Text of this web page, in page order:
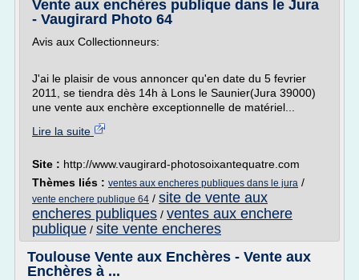
Vente aux enchères publique dans le Jura
- Vaugirard Photo 64
Avis aux Collectionneurs:
J'ai le plaisir de vous annoncer qu'en date du 5 fevrier
2011, se tiendra dès 14h à Lons le Saunier(Jura 39000)
une vente aux enchère exceptionnelle de matériel...
Lire la suite
Site : http://www.vaugirard-photosoixantequatre.com
Thèmes liés : ventes aux encheres publiques dans le jura /
vente enchere publique 64 / site de vente aux
encheres publiques / ventes aux enchere
publique / site vente encheres
Toulouse Vente aux Enchères - Vente aux
Enchères à ...